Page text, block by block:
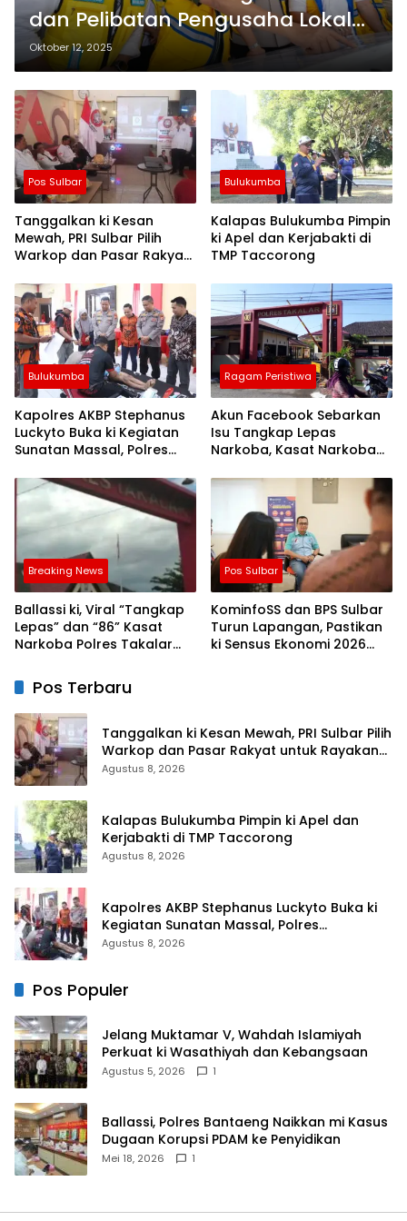
dan Pelibatan Pengusaha Lokal
dalam Proyek Bendungan
Budong-budong
Oktober 12, 2025
Pos Sulbar
Tanggalkan ki Kesan
Mewah, PRI Sulbar Pilih
Warkop dan Pasar Rakyat
Bulukumba
Kalapas Bulukumba Pimpin
ki Apel dan Kerjabakti di
TMP Taccorong
Bulukumba
Kapolres AKBP Stephanus
Luckyto Buka ki Kegiatan
Sunatan Massal, Polres
dengan Pemuda Pancasila
Ragam Peristiwa
Akun Facebook Sebarkan
Isu Tangkap Lepas
Narkoba, Kasat Narkoba
dan Fitnah
Breaking News
Ballassi ki, Viral “Tangkap
Lepas” dan “86” Kasat
Narkoba Polres Takalar
Pos Sulbar
KominfoSS dan BPS Sulbar
Turun Lapangan, Pastikan
ki Sensus Ekonomi 2026
Pos Terbaru
Tanggalkan ki Kesan Mewah, PRI Sulbar Pilih
Warkop dan Pasar Rakyat untuk Rayakan
HUT Ke-1
Agustus 8, 2026
Kalapas Bulukumba Pimpin ki Apel dan
Kerjabakti di TMP Taccorong
Agustus 8, 2026
Kapolres AKBP Stephanus Luckyto Buka ki
Kegiatan Sunatan Massal, Polres
Bulukumba Kerjasama dengan Pemuda
Agustus 8, 2026
Pos Populer
Jelang Muktamar V, Wahdah Islamiyah
Perkuat ki Wasathiyah dan Kebangsaan
Agustus 5, 2026 1
Ballassi, Polres Bantaeng Naikkan mi Kasus
Dugaan Korupsi PDAM ke Penyidikan
Mei 18, 2026 1